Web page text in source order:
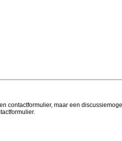
contactformulier, maar een